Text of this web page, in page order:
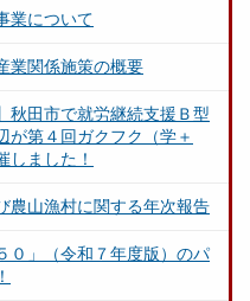
業について
関係施策の概要
秋田市で就労継続支援Ｂ型
が第４回ガクフク（学＋
しました！
山漁村に関する年次報告
０」（令和７年度版）のパ